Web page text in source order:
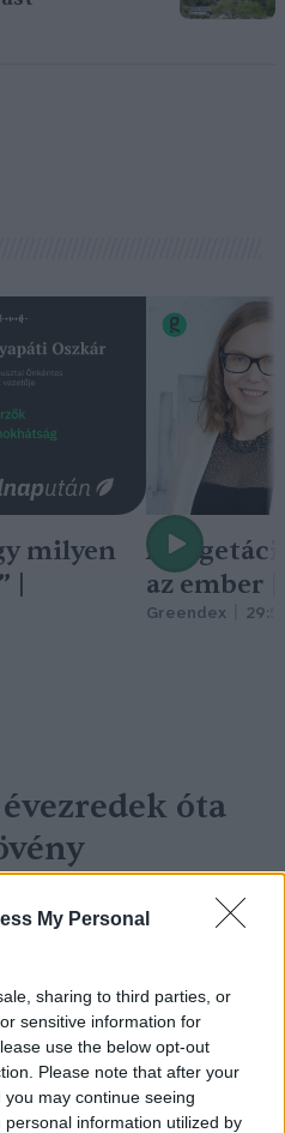
My Personal
sharing to third parties, or
sensitive information for
use the below opt-out
Please note that after your
may continue seeing
information utilized by
milyen
A
az ember
Greendex
óta